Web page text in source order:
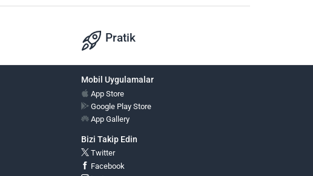
Pratik
Mobil Uygulamalar
App Store
Google Play Store
App Gallery
Bizi Takip Edin
Twitter
Facebook